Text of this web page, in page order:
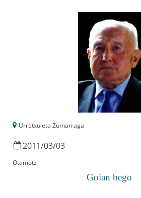
Urretxu eta Zumarraga
2011/03/03
Otamotz
Goian bego